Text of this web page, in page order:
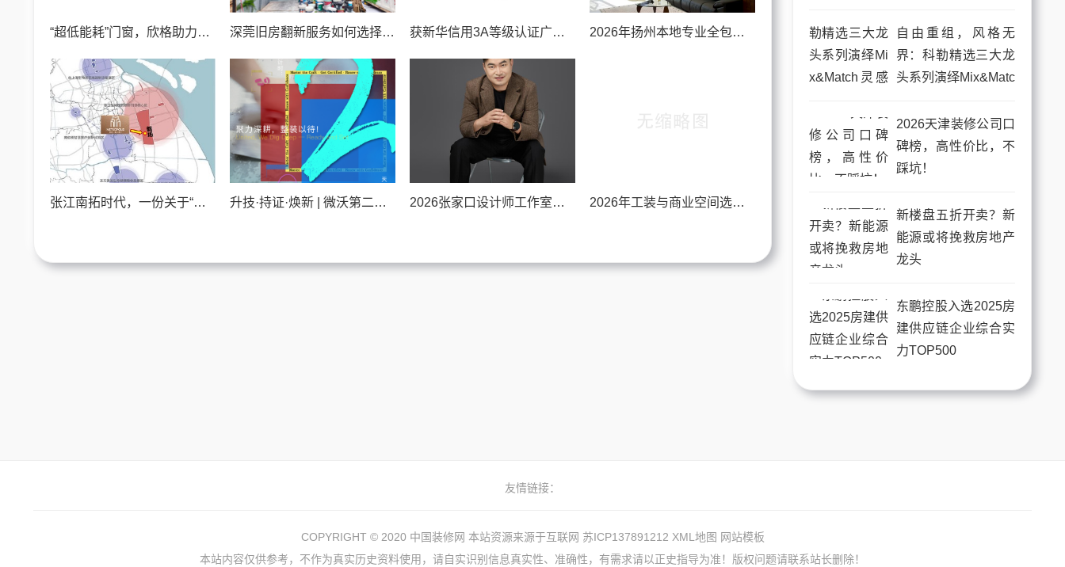
“超低能耗”门窗，欣格助力孩子快乐暑假 深莞旧房翻新服务如何选择？深圳市大崇德装饰企业能力全面解析 获新华信用3A等级认证广东灶王以诚信为本用硬核技术守护人间烟火 2026年扬州本地专业全包装修团队盘点 实用挑选避坑攻略全在这里
张江南拓时代，一份关于“确定”的满分答案 升技·持证·焕新 | 微沃第二期卫浴旧改施工&IP实操营，蓄势待发 2026张家口设计师工作室高端选购攻略，覆盖全场景需求的优质品牌盘点 2026年工装与商业空间选材新标准：烟台板材企业工程服务能力全景
自由重组，风格无
界：科勒精选三大龙
头系列演绎Mix&Matc
浴空间
2026天津装修公司口
碑榜，高性价比，不
踩坑！
新楼盘五折开卖？新
能源或将挽救房地产
龙头
东鹏控股入选2025房
建供应链企业综合实
力TOP500
友情链接：
COPYRIGHT © 2020 中国装修网 本站资源来源于互联网 苏ICP137891212 XML地图 网站模板
本站内容仅供参考，不作为真实历史资料使用，请自实识别信息真实性、准确性，有需求请以正史指导为准！版权问题请联系站长删除！